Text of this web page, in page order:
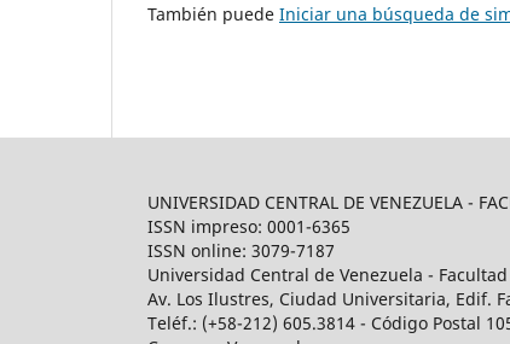
También puede Iniciar una búsqueda de
UNIVERSIDAD CENTRAL DE VENEZUELA -
ISSN impreso: 0001-6365
ISSN online: 3079-7187
Universidad Central de Venezuela -
Av. Los Ilustres, Ciudad Universitaria, Edif.
Teléf.: (+58-212) 605.3814 - Código Postal